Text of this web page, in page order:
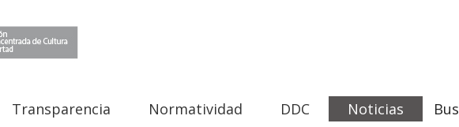
Transparencia Normatividad DDC Noticias